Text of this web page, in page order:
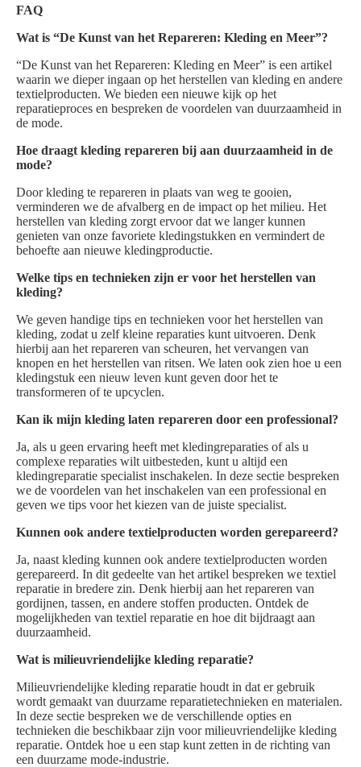
FAQ
Wat is “De Kunst van het Repareren: Kleding en Meer”?
“De Kunst van het Repareren: Kleding en Meer” is een artikel
waarin we dieper ingaan op het herstellen van kleding en andere
textielproducten. We bieden een nieuwe kijk op het
reparatieproces en bespreken de voordelen van duurzaamheid in
de mode.
Hoe draagt kleding repareren bij aan duurzaamheid in de
mode?
Door kleding te repareren in plaats van weg te gooien,
verminderen we de afvalberg en de impact op het milieu. Het
herstellen van kleding zorgt ervoor dat we langer kunnen
genieten van onze favoriete kledingstukken en vermindert de
behoefte aan nieuwe kledingproductie.
Welke tips en technieken zijn er voor het herstellen van
kleding?
We geven handige tips en technieken voor het herstellen van
kleding, zodat u zelf kleine reparaties kunt uitvoeren. Denk
hierbij aan het repareren van scheuren, het vervangen van
knopen en het herstellen van ritsen. We laten ook zien hoe u een
kledingstuk een nieuw leven kunt geven door het te
transformeren of te upcyclen.
Kan ik mijn kleding laten repareren door een professional?
Ja, als u geen ervaring heeft met kledingreparaties of als u
complexe reparaties wilt uitbesteden, kunt u altijd een
kledingreparatie specialist inschakelen. In deze sectie bespreken
we de voordelen van het inschakelen van een professional en
geven we tips voor het kiezen van de juiste specialist.
Kunnen ook andere textielproducten worden gerepareerd?
Ja, naast kleding kunnen ook andere textielproducten worden
gerepareerd. In dit gedeelte van het artikel bespreken we textiel
reparatie in bredere zin. Denk hierbij aan het repareren van
gordijnen, tassen, en andere stoffen producten. Ontdek de
mogelijkheden van textiel reparatie en hoe dit bijdraagt aan
duurzaamheid.
Wat is milieuvriendelijke kleding reparatie?
Milieuvriendelijke kleding reparatie houdt in dat er gebruik
wordt gemaakt van duurzame reparatietechnieken en materialen.
In deze sectie bespreken we de verschillende opties en
technieken die beschikbaar zijn voor milieuvriendelijke kleding
reparatie. Ontdek hoe u een stap kunt zetten in de richting van
een duurzame mode-industrie.